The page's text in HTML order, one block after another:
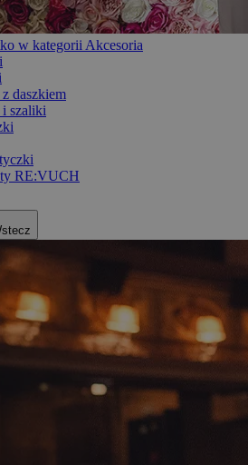
w kategorii Akcesoria
daszkiem
szaliki
RE:VUCH